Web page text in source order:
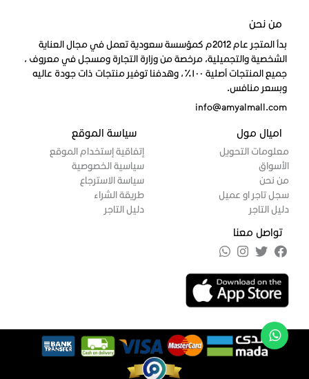
من نحن
بدأ المتجر عام 2012م كمؤسسة سعودية تعمل في مجال العناية
الشخصية والتجميلية، مرخصة من وزارة التجارة ومسجل في معروف ،
جميع المنتجات أصلية ١٠٠٪، وهدفنا توفير منتجات ذات جودة عاليه
وبسعر منافس.
info@amyalmall.com
اميال مول
معلومات التحويل
الأسواق
من نحن
سجل تاجر او عميل
دليل التاجر
سياسة الموقع
إتفاقية إستخدام الموقع
سياسية الخصوصية
سياسة الاسترجاع
طريقة الشراء
دليل التاجر
تواصل معنا